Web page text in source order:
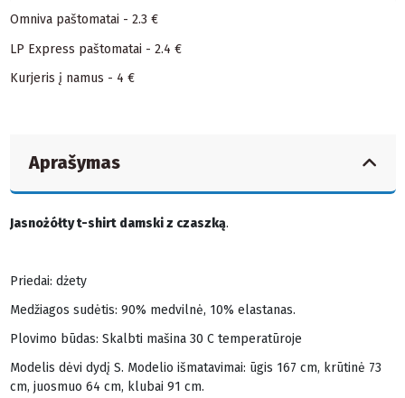
Omniva paštomatai - 2.3 €
LP Express paštomatai - 2.4 €
Kurjeris į namus - 4 €
Aprašymas
Jasnożółty t-shirt damski z czaszką.
Priedai: dżety
Medžiagos sudėtis: 90% medvilnė, 10% elastanas.
Plovimo būdas: Skalbti mašina 30 C temperatūroje
Modelis dėvi dydį S. Modelio išmatavimai: ūgis 167 cm, krūtinė 73
cm, juosmuo 64 cm, klubai 91 cm.